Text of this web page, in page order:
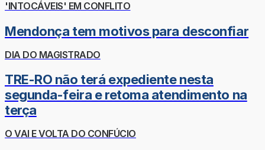
'INTOCÁVEIS' EM CONFLITO
Mendonça tem motivos para desconfiar
DIA DO MAGISTRADO
TRE-RO não terá expediente nesta
segunda-feira e retoma atendimento na
terça
O VAI E VOLTA DO CONFÚCIO